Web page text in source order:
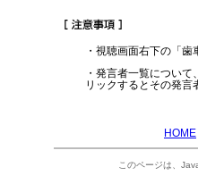
・視聴画面右下の「
・発言者一覧につい
リックするとその発言
HOME
このページは、